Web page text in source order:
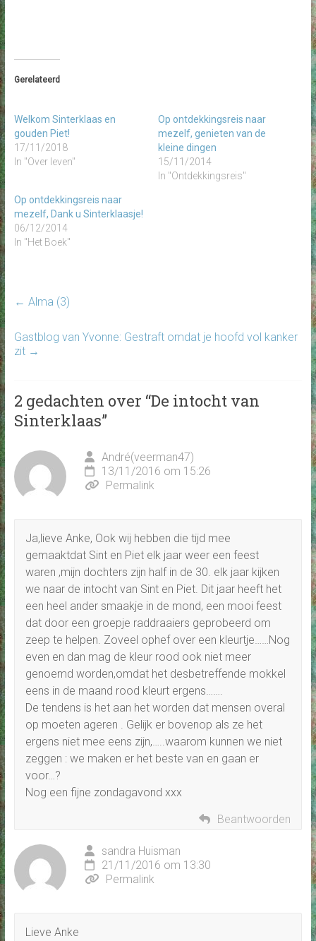
Gerelateerd
Welkom Sinterklaas en
gouden Piet!
17/11/2018
In "Over leven"
Op ontdekkingsreis naar
mezelf, genieten van de
kleine dingen
15/11/2014
In "Ontdekkingsreis"
Op ontdekkingsreis naar
mezelf, Dank u Sinterklaasje!
06/12/2014
In "Het Boek"
← Alma (3)
Gastblog van Yvonne: Gestraft omdat je hoofd vol kanker
zit →
2 gedachten over “De intocht van
Sinterklaas”
André(veerman47)
13/11/2016 om 15:26
Permalink
Ja,lieve Anke, Ook wij hebben die tijd mee
gemaaktdat Sint en Piet elk jaar weer een feest
waren ,mijn dochters zijn half in de 30. elk jaar kijken
we naar de intocht van Sint en Piet. Dit jaar heeft het
een heel ander smaakje in de mond, een mooi feest
dat door een groepje raddraaiers geprobeerd om
zeep te helpen. Zoveel ophef over een kleurtje……Nog
even en dan mag de kleur rood ook niet meer
genoemd worden,omdat het desbetreffende mokkel
eens in de maand rood kleurt ergens…….
De tendens is het aan het worden dat mensen overal
op moeten ageren . Gelijk er bovenop als ze het
ergens niet mee eens zijn,…..waarom kunnen we niet
zeggen : we maken er het beste van en gaan er
voor…?
Nog een fijne zondagavond xxx
Beantwoorden
sandra Huisman
21/11/2016 om 13:30
Permalink
Lieve Anke